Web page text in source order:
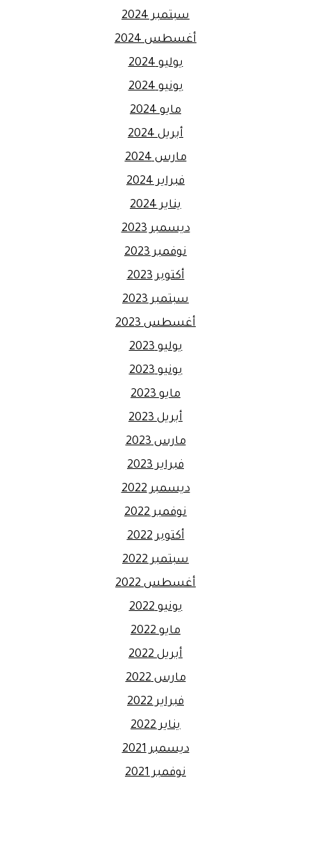
سبتمبر 2024
أغسطس 2024
يوليو 2024
يونيو 2024
مايو 2024
أبريل 2024
مارس 2024
فبراير 2024
يناير 2024
ديسمبر 2023
نوفمبر 2023
أكتوبر 2023
سبتمبر 2023
أغسطس 2023
يوليو 2023
يونيو 2023
مايو 2023
أبريل 2023
مارس 2023
فبراير 2023
ديسمبر 2022
نوفمبر 2022
أكتوبر 2022
سبتمبر 2022
أغسطس 2022
يونيو 2022
مايو 2022
أبريل 2022
مارس 2022
فبراير 2022
يناير 2022
ديسمبر 2021
نوفمبر 2021